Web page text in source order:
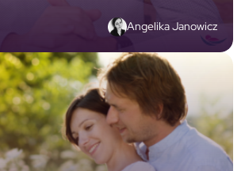
Angelika Janowicz